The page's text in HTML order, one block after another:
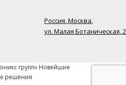
Россия, Москва,
ул. Малая Ботаническая,
групп» Новейшие
решения